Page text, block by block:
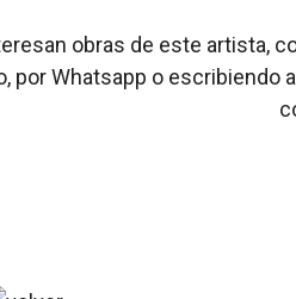
obras de este artista,
por Whatsapp o escribiendo